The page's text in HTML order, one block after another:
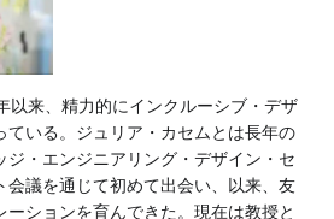
以来、精力的にインクルーシブ・デザ
ている。ジュリア・カセムとは長年の
ジ・エンジニアリング・デザイン・セ
会議を通じて初めて出会い、以来、友
ションを育んできた。現在は教授と